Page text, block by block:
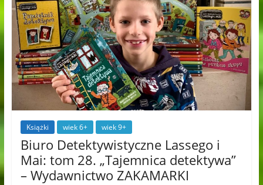
Książki wiek 6+ wiek 9+
Biuro Detektywistyczne Lassego i
Mai: tom 28. „Tajemnica detektywa”
– Wydawnictwo ZAKAMARKI